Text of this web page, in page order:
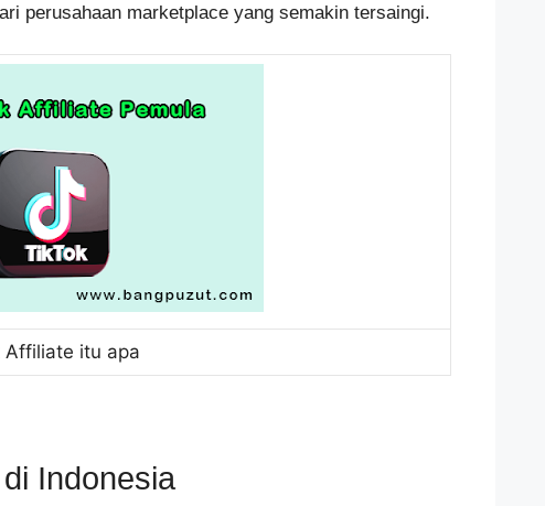
perusahaan marketplace yang semakin tersaingi.
Affiliate itu apa
Indonesia